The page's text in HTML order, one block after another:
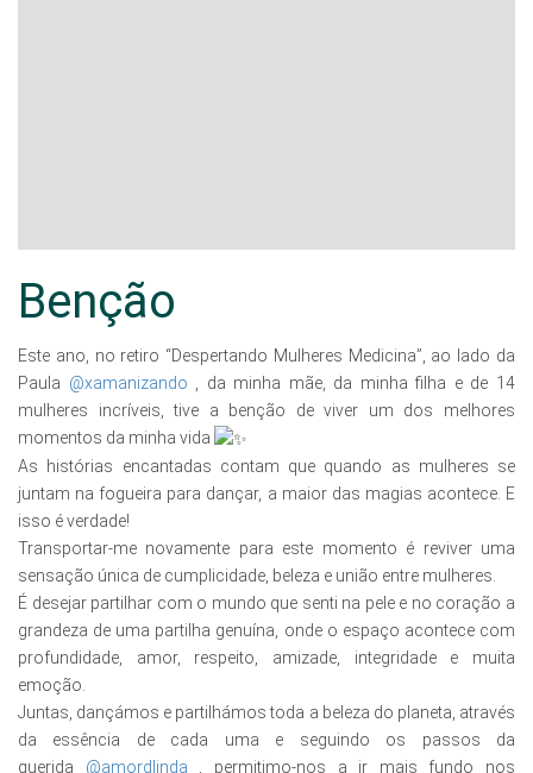
Benção
Este ano, no retiro “Despertando Mulheres Medicina”, ao lado da
Paula @xamanizando , da minha mãe, da minha filha e de 14
mulheres incríveis, tive a benção de viver um dos melhores
momentos da minha vida
As histórias encantadas contam que quando as mulheres se
juntam na fogueira para dançar, a maior das magias acontece. E
isso é verdade!
Transportar-me novamente para este momento é reviver uma
sensação única de cumplicidade, beleza e união entre mulheres.
É desejar partilhar com o mundo que senti na pele e no coração a
grandeza de uma partilha genuína, onde o espaço acontece com
profundidade, amor, respeito, amizade, integridade e muita
emoção.
Juntas, dançámos e partilhámos toda a beleza do planeta, através
da essência de cada uma e seguindo os passos da
querida @amordlinda , permitimo-nos a ir mais fundo nos